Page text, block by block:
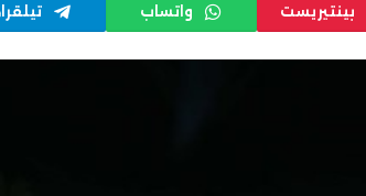
بينتيريست واتساب